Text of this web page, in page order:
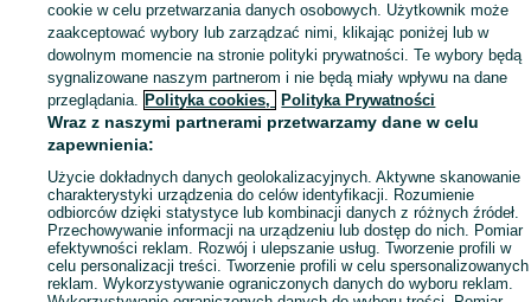
Popularne wyszukiwania
cookie w celu przetwarzania danych osobowych. Użytkownik może
zaakceptować wybory lub zarządzać nimi, klikając poniżej lub w
dowolnym momencie na stronie polityki prywatności. Te wybory będą
sygnalizowane naszym partnerom i nie będą miały wpływu na dane
przeglądania. Polityka cookies, Polityka Prywatności
Wraz z naszymi partnerami przetwarzamy dane w celu
zapewnienia:
Użycie dokładnych danych geolokalizacyjnych. Aktywne skanowanie
charakterystyki urządzenia do celów identyfikacji. Rozumienie
odbiorców dzięki statystyce lub kombinacji danych z różnych źródeł.
Przechowywanie informacji na urządzeniu lub dostęp do nich. Pomiar
efektywności reklam. Rozwój i ulepszanie usług. Tworzenie profili w
celu personalizacji treści. Tworzenie profili w celu spersonalizowanych
reklam. Wykorzystywanie ograniczonych danych do wyboru reklam.